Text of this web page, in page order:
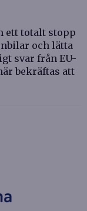
ett totalt stopp
och lätta
svar från EU-
bekräftas att